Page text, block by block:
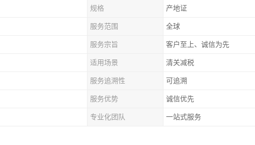
规格 产地证
服务范围 全球
服务宗旨 客户至上、诚信为先
适用场景 清关减税
服务追溯性 可追溯
服务优势 诚信优先
专业化团队 一站式服务